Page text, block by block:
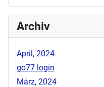
Archiv
April, 2024
go77 login
März, 2024